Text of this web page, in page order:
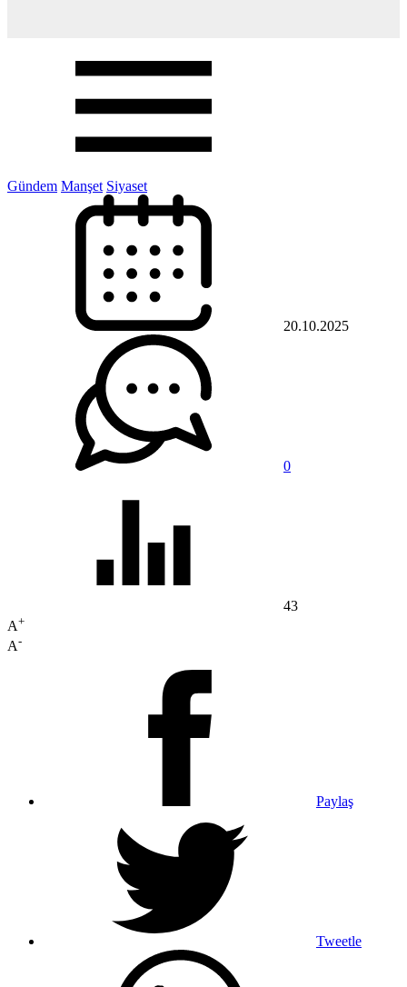
Gündem Manşet Siyaset
20.10.2025
0
43
A+
A-
Paylaş
Tweetle